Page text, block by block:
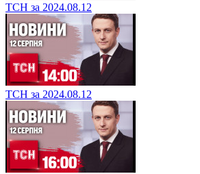
ТСН за 2024.08.12
ТСН за 2024.08.12